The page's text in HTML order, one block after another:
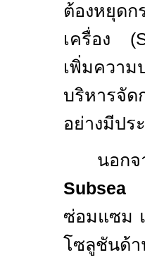
ต้องหยุดก
เครื่อง (
เพิ่มควา
บริหารจัด
อย่างมีปร
นอกจ
ซ่อมแซม
โซลูชันด้า